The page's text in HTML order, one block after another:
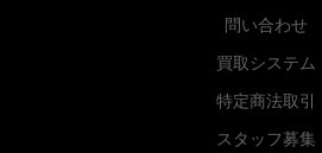
問い合わせ
買取システム
特定商法取引
スタッフ募集